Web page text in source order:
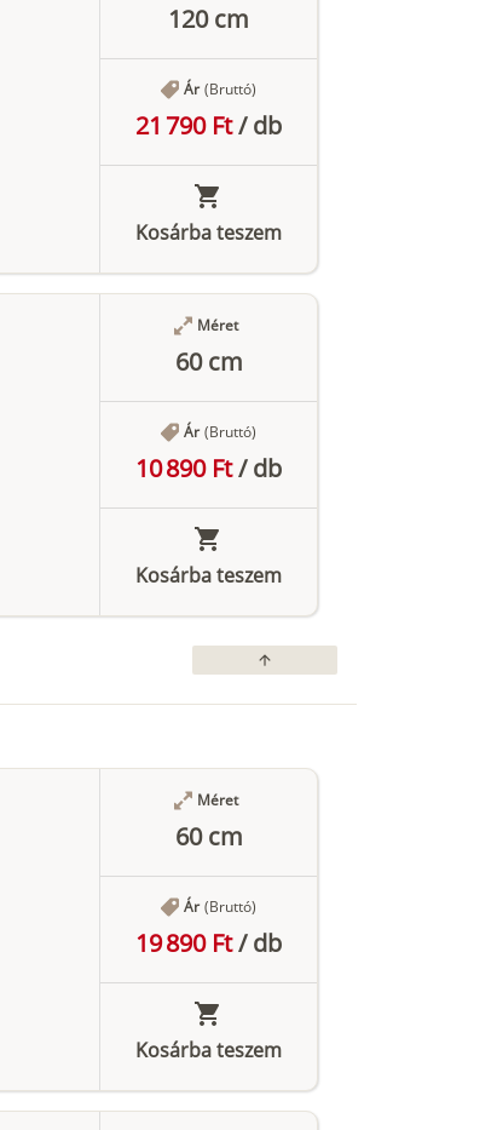
120 cm
Ár (Bruttó)
21 790 Ft/db
Kosárba teszem
Méret
60 cm
Ár (Bruttó)
10 890 Ft/db
Kosárba teszem
arrow_upward
Méret
60 cm
Ár (Bruttó)
19 890 Ft/db
Kosárba teszem